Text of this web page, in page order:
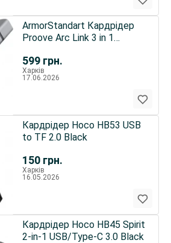
599 грн.
ArmorStandart Кардрідер
Proove Arc Link 3 in 1
Silver (HBAL00210014)
Харків
17.06.2026
150 грн.
Кардрідер Hoco HB53 USB
to TF 2.0 Black
Харків
16.05.2026
Кардрідер Hoco HB45 Spirit
2-in-1 USB/Type-C 3.0 Black